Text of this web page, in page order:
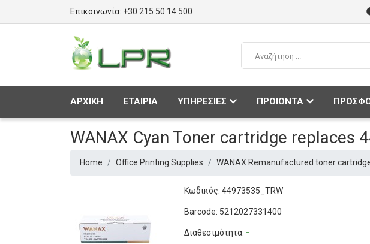
Επικοινωνία: +30 215 50 14 500
ΑΡΧΙΚΗ ΕΤΑΙΡΙΑ ΥΠΗΡΕΣΙΕΣ ΠΡΟΙΟΝΤΑ
WANAX Cyan Toner cartridge replaces
Home Office Printing Supplies WANAX Remanufactured toner
Κωδικός: 44973535_TRW
Barcode: 5212027331400
Διαθεσιμότητα: -